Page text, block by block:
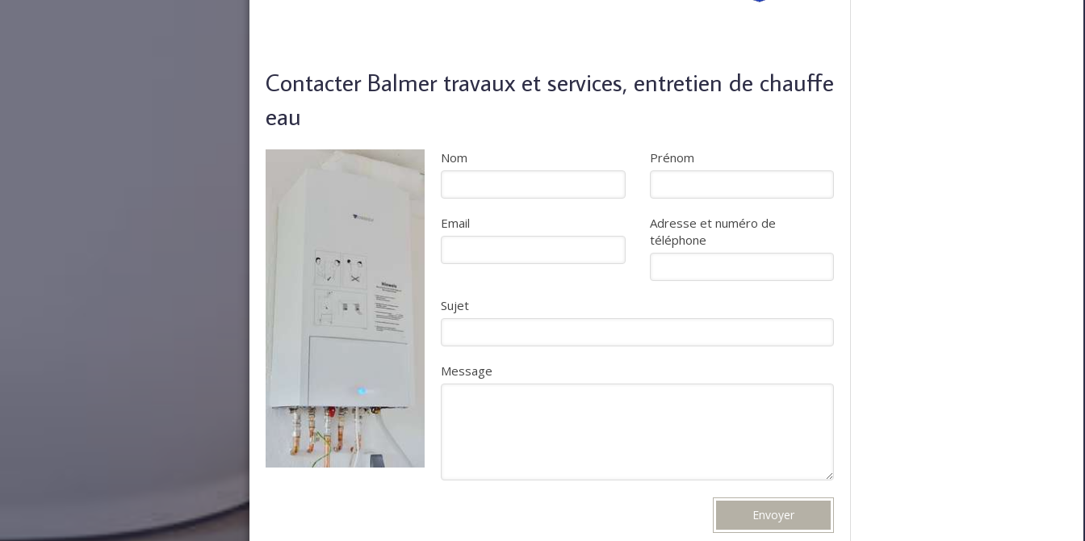
Contacter Balmer travaux et services, entretien de chauffe
eau
Nom Prénom
Email
Adresse et numéro de
téléphone
Sujet
Message
Envoyer